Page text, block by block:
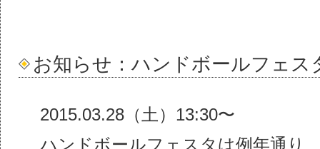
お知らせ：ハンドボールフェス
2015.03.28（土）13:30〜
ハンドボールフェスタは例年通り